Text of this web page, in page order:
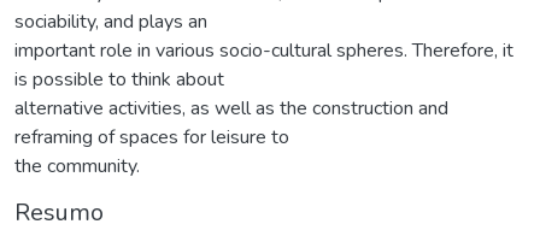
sociability, and plays an
important role in various socio-cultural spheres. Therefore, it
is possible to think about
alternative activities, as well as the construction and
reframing of spaces for leisure to
the community.
Resumo